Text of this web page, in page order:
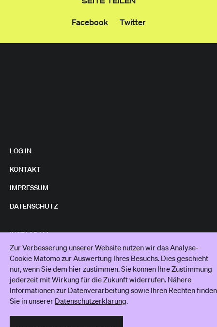
Zur Verbesserung unserer Website nutzen wir das Analyse-
Cookie Matomo zur Auswertung Ihres Besuchs. Dies geschieht
nur, wenn Sie dem hier zustimmen. Sie können Ihre Zustimmung
jederzeit mit Wirkung für die Zukunft widerrufen. Nähere
Informationen zur Datenverarbeitung sowie Ihren Rechten finden
Sie in unserer Datenschutzerklärung.
Facebook Twitter
LOG IN
KONTAKT
IMPRESSUM
DATENSCHUTZ
INSTAGRAM
YOUTUBE